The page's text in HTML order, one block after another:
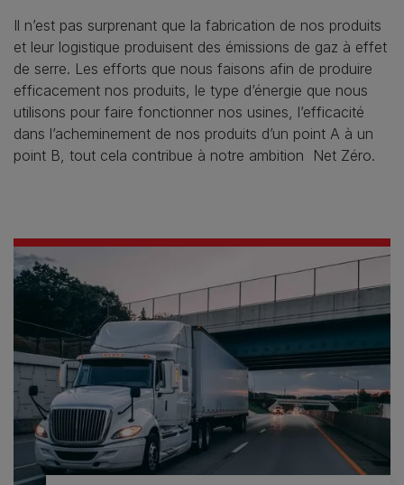
Il n’est pas surprenant que la fabrication de nos produits
et leur logistique produisent des émissions de gaz à effet
de serre. Les efforts que nous faisons afin de produire
efficacement nos produits, le type d’énergie que nous
utilisons pour faire fonctionner nos usines, l’efficacité
dans l’acheminement de nos produits d’un point A à un
point B, tout cela contribue à notre ambition Net Zéro.